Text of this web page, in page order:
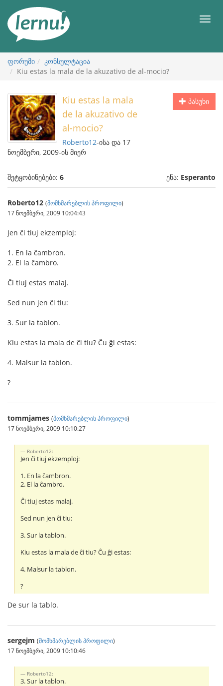
ნახვა
მენიუ
ფორუმი
კონსულტაცია
Kiu estas la mala de la akuzativo de al-mocio?
პასუხი
Kiu estas la mala
de la akuzativo de
al-mocio?
Roberto12-ისა და 17
ნოემბერი, 2009-ის მიერ
შეტყობინებები: 6 ენა: Esperanto
Roberto12 (მომხმარებლის პროფილი)
17 ნოემბერი, 2009 10:04:43
Jen ĉi tiuj ekzemploj:
1. En la ĉambron.
2. El la ĉambro.
Ĉi tiuj estas malaj.
Sed nun jen ĉi tiu:
3. Sur la tablon.
Kiu estas la mala de ĉi tiu? Ĉu ĝi estas:
4. Malsur la tablon.
?
tommjames (მომხმარებლის პროფილი)
17 ნოემბერი, 2009 10:10:27
Roberto12:
Jen ĉi tiuj ekzemploj:
1. En la ĉambron.
2. El la ĉambro.
Ĉi tiuj estas malaj.
Sed nun jen ĉi tiu:
3. Sur la tablon.
Kiu estas la mala de ĉi tiu? Ĉu ĝi estas:
4. Malsur la tablon.
?
De sur la tablo.
sergejm (მომხმარებლის პროფილი)
17 ნოემბერი, 2009 10:10:46
Roberto12:
3. Sur la tablon.